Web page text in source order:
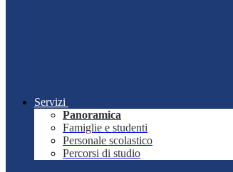
Servizi
Panoramica
Famiglie e studenti
Personale scolastico
Percorsi di studio